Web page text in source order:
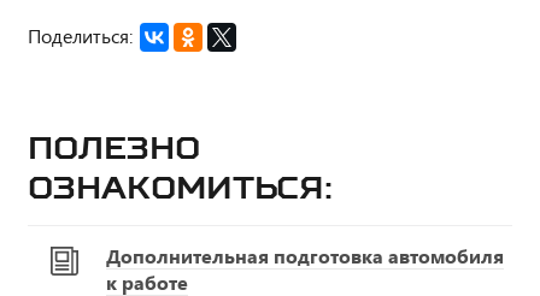
Поделиться:
Полезно
ознакомиться:
Дополнительная подготовка автомобиля
к работе